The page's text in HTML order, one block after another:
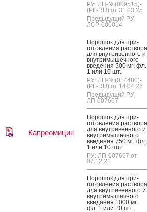
РУ: ЛП-№(009515)-
(РГ-RU) от 31.03.25
Предыдущий РУ:
ЛСР-000014
Капреомицин
По­рошок для при­
готов­ле­ния рас­тво­ра
для внут­ри­вен­но­го и
внут­ри­мышеч­но­го
вве­дения 500 мг: фл.
1 или 10 шт.
РУ: ЛП-№(014480)-
(РГ-RU) от 14.04.26
Предыдущий РУ:
ЛП-007667
По­рошок для при­
готов­ле­ния рас­тво­ра
для внут­ри­вен­но­го и
внут­ри­мышеч­но­го
вве­дения 750 мг: фл.
1 или 10 шт.
РУ: ЛП-007667 от
07.12.21
По­рошок для при­
готов­ле­ния рас­тво­ра
для внут­ри­вен­но­го и
внут­ри­мышеч­но­го
вве­дения 1000 мг:
фл. 1 или 10 шт.